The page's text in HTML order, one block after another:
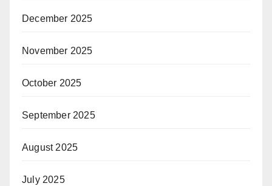
December 2025
November 2025
October 2025
September 2025
August 2025
July 2025